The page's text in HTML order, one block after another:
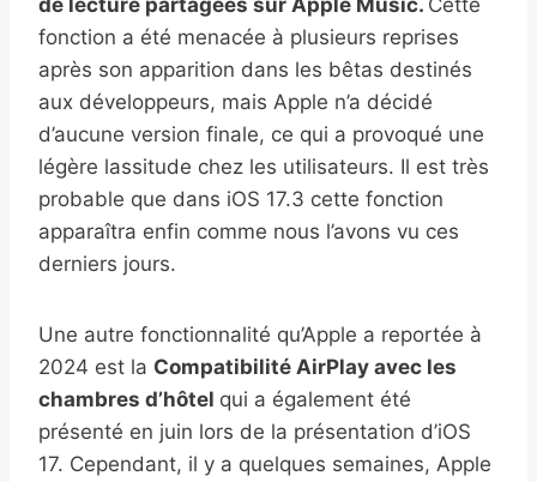
fonction a été menacée à plusieurs reprises
après son apparition dans les bêtas destinés
aux développeurs, mais Apple n’a décidé
d’aucune version finale, ce qui a provoqué une
légère lassitude chez les utilisateurs. Il est très
probable que dans iOS 17.3 cette fonction
apparaîtra enfin comme nous l’avons vu ces
derniers jours.
Une autre fonctionnalité qu’Apple a reportée à
2024 est la Compatibilité AirPlay avec les
chambres d’hôtel qui a également été
présenté en juin lors de la présentation d’iOS
17. Cependant, il y a quelques semaines, Apple